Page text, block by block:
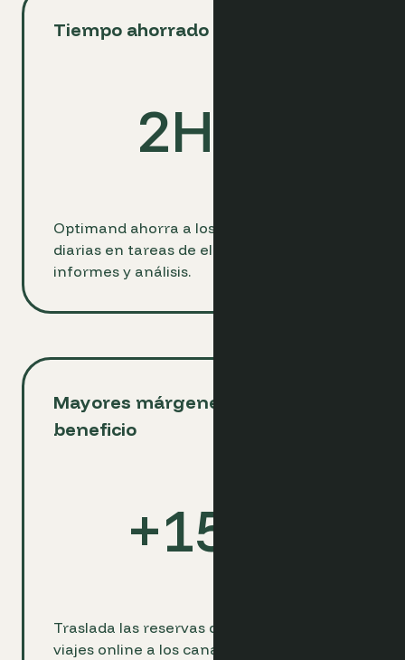
Tiempo ahorrado diariamente
2Hrs
Optimand ahorra a los hoteleros 2 horas
diarias en tareas de elaboración de
informes y análisis.
Mayores márgenes de
beneficio
+15
Traslada las reservas de las agencias de
viajes online a los canales directos y